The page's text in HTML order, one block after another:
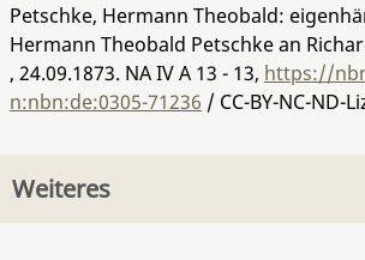
Petschke, Hermann Theobald:
Hermann Theobald Petschke an
, 24.09.1873. NA IV A 13 - 13, https://
n:nbn:de:0305-71236 / CC-BY-NC-ND-
Weiteres